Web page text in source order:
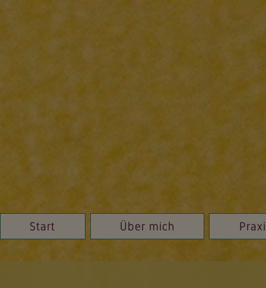
Start Über mich